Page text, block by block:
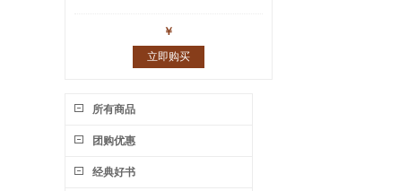
￥
立即购买
所有商品
团购优惠
经典好书